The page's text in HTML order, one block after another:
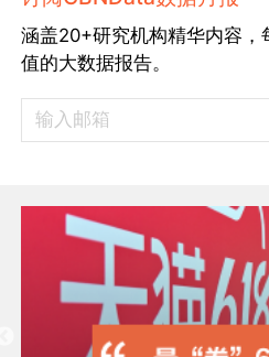
涵盖20+研究机构精华内容，
值的大数据报告。